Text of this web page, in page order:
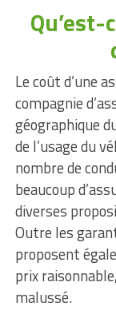
Le coût d’une
compagnie
géographique
de l’usage du
nombre de
beaucoup
diverses
Outre les
proposent
prix
malussé.